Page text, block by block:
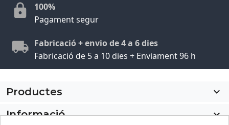
100%
Pagament segur
Fabricació + envio de 4 a 6 dies
Fabricació de 5 a 10 dies + Enviament 96 h
Productes

Informació
